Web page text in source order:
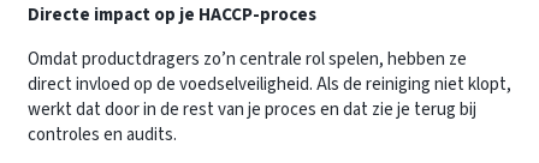
Directe impact op je HACCP-proces
Omdat productdragers zo’n centrale rol spelen, hebben ze
direct invloed op de voedselveiligheid. Als de reiniging niet klopt,
werkt dat door in de rest van je proces en dat zie je terug bij
controles en audits.